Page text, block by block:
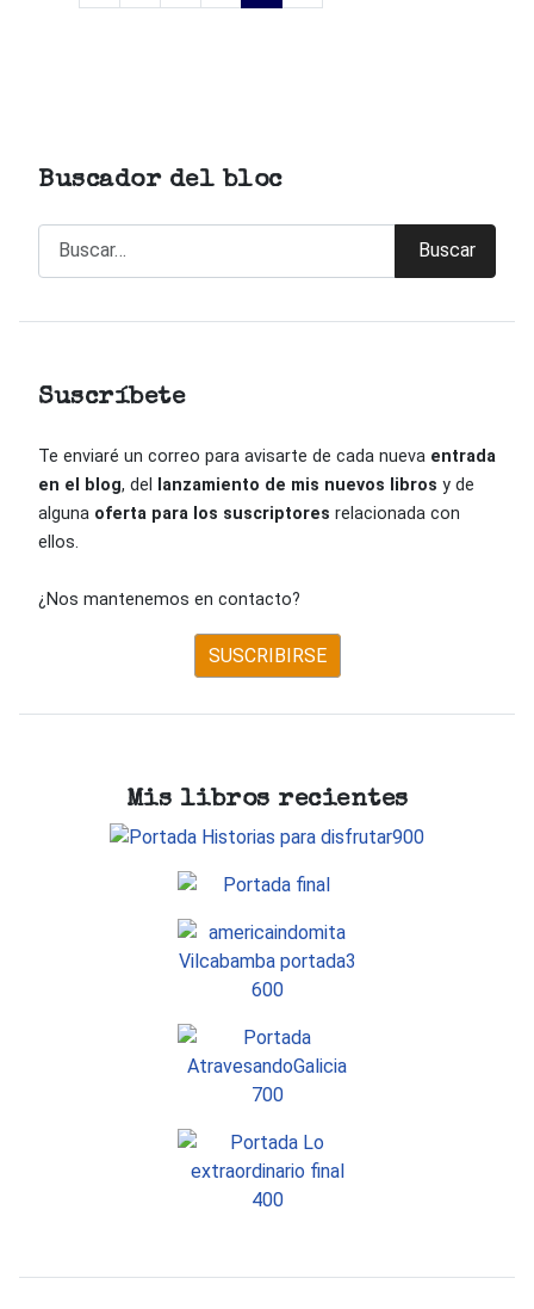
Buscador del bloc
Buscar
Suscríbete
Te enviaré un correo para avisarte de cada nueva entrada
en el blog, del lanzamiento de mis nuevos libros y de
alguna oferta para los suscriptores relacionada con
ellos.
¿Nos mantenemos en contacto?
SUSCRIBIRSE
Mis libros recientes